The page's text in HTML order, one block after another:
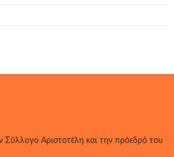
Σύλλογο Αριστοτέλη και την πρόεδρό του